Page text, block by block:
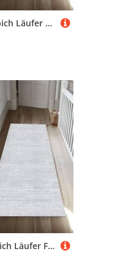
Poaegle Boho Teppich Läufer Flur Abstrakt Lang rutschfest Waschbar Vintage Kücheläufer Teppich Läufer 120x300cm Dauerhaft Läuferteppich Flurläufer Korridor Meterware
Poaegle Grau Teppich Läufer Flur Abstrakt Lang rutschfest Waschbar Vintage Kücheläufer Teppich Läufer 90x160cm Dauerhaft Läuferteppich Flurläufer Korridor Meterware